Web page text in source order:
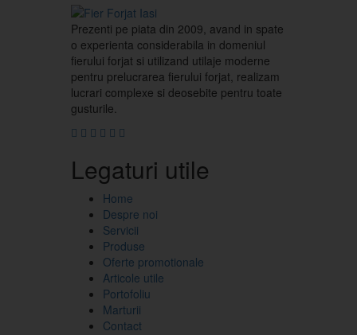
Prezenti pe piata din 2009, avand in spate
o experienta considerabila in domeniul
fierului forjat si utilizand utilaje moderne
pentru prelucrarea fierului forjat, realizam
lucrari complexe si deosebite pentru toate
gusturile.
Legaturi utile
Home
Despre noi
Servicii
Produse
Oferte promotionale
Articole utile
Portofoliu
Marturii
Contact